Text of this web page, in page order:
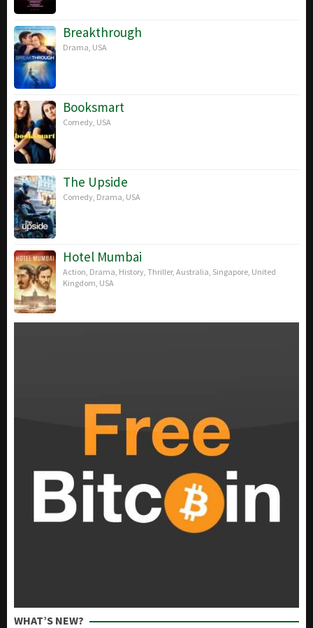
Breakthrough
Drama USA
Booksmart
Comedy USA
The Upside
Comedy Drama USA
Hotel Mumbai
Action Drama History Thriller, Australia Singapore United
Kingdom USA
WHAT’S NEW?